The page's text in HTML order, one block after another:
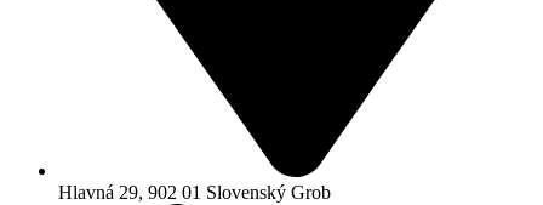
Hlavná 29, 902 01 Slovenský Grob